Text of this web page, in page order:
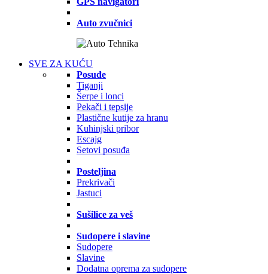
Auto zvučnici
SVE ZA KUĆU
Posuđe
Tiganji
Šerpe i lonci
Pekači i tepsije
Plastične kutije za hranu
Kuhinjski pribor
Escajg
Setovi posuđa
Posteljina
Prekrivači
Jastuci
Sušilice za veš
Sudopere i slavine
Sudopere
Slavine
Dodatna oprema za sudopere